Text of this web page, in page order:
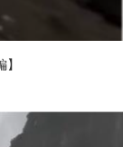
】